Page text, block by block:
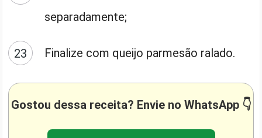
separadamente;
Finalize com queijo parmesão ralado.
Gostou dessa receita? Envie no WhatsApp 👇